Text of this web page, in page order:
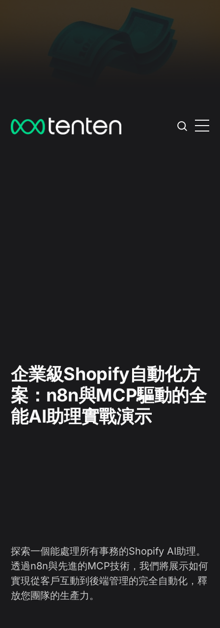
企業級Shopify自動化方
案：n8n與MCP驅動的全
能AI助理實戰演示
探索一個能處理所有事務的Shopify AI助理。
透過n8n與先進的MCP技術，我們將展示如何
實現從客戶互動到後端管理的完全自動化，釋
放您團隊的生產力。